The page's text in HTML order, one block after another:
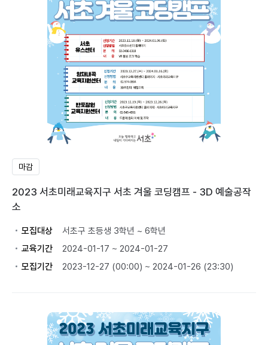
마감
2023 서초미래교육지구 서초 겨울 코딩캠프 - 3D 예술공작
소
모집대상
서초구 초등생 3학년 ~ 6학년
교육기간
2024-01-17 ~ 2024-01-27
모집기간
2023-12-27 (00:00) ~ 2024-01-26 (23:30)